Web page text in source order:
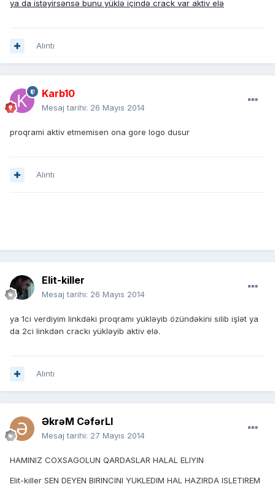
ya da istəyirsənsə bunu yüklə içində crack var aktiv elə
Alıntı
Karb10
Mesaj tarihi: 26 Mayıs 2014
proqrami aktiv etmemisen ona gore logo dusur
Alıntı
Elit-killer
Mesaj tarihi: 26 Mayıs 2014
ya 1ci verdiyim linkdəki proqramı yükləyib özündəkini silib işlət ya
da 2ci linkdən crackı yükləyib aktiv elə.
Alıntı
ƏkrəM CəfərLI
Mesaj tarihi: 27 Mayıs 2014
HAMINIZ COXSAGOLUN QARDASLAR HALAL ELIYIN
Elit-killer SEN DEYEN BIRINCINI YUKLEDIM HAL HAZIRDA ISLETIREM